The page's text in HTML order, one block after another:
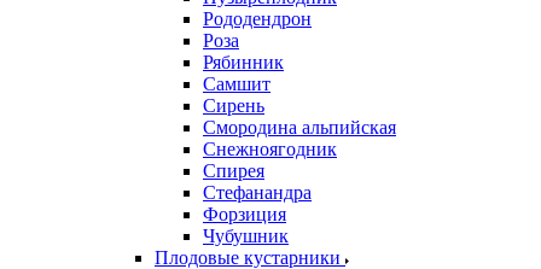
Рододендрон
Роза
Рябинник
Самшит
Сирень
Смородина альпийская
Снежноягодник
Спирея
Стефанандра
Форзиция
Чубушник
Плодовые кустарники